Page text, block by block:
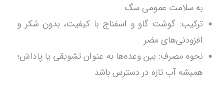
به سلامت عمومی سگ
ترکیب: گوشت گاو و اسفناج با کیفیت، بدون شکر و
افزودنی‌های مضر
نحوه مصرف: بین وعده‌ها به عنوان تشویقی یا پاداش؛
همیشه آب تازه در دسترس باشد